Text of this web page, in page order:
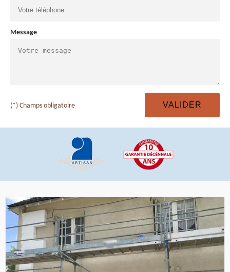
Message
(*) Champs obligatoire